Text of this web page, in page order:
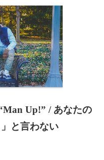
Up!” / あなたの
と言わない